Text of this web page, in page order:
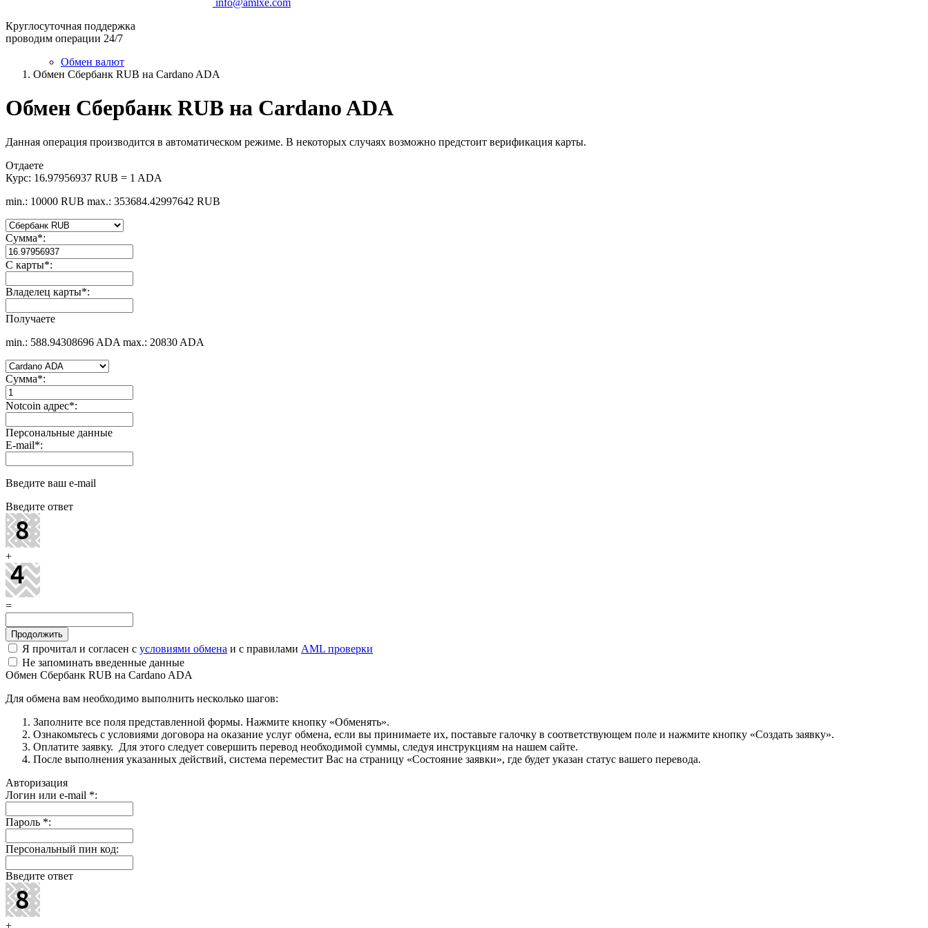
info@amlxe.com
Круглосуточная поддержка
проводим операции 24/7
Обмен валют
Обмен Сбербанк RUB на Cardano ADA
Обмен Сбербанк RUB на Cardano ADA
Данная операция производится в автоматическом режиме. В некоторых случаях возможно предстоит верификация карты.
Отдаете
Курс: 16.97956937 RUB = 1 ADA
min.: 10000 RUB max.: 353684.42997642 RUB
Сумма*:
С карты*:
Владелец карты*:
Получаете
min.: 588.94308696 ADA max.: 20830 ADA
Сумма*:
Notcoin адрес*:
Персональные данные
E-mail*:
Введите ваш e-mail
Введите ответ
+
=
Я прочитал и согласен с условиями обмена и с правилами AML проверки
Не запоминать введенные данные
Обмен Сбербанк RUB на Cardano ADA
Для обмена вам необходимо выполнить несколько шагов:
Заполните все поля представленной формы. Нажмите кнопку «Обменять».
Ознакомьтесь с условиями договора на оказание услуг обмена, если вы принимаете их, поставьте галочку в соответствующем поле и нажмите кнопку «Создать заявку».
Оплатите заявку. Для этого следует совершить перевод необходимой суммы, следуя инструкциям на нашем сайте.
После выполнения указанных действий, система переместит Вас на страницу «Состояние заявки», где будет указан статус вашего перевода.
Авторизация
Логин или e-mail *:
Пароль *:
Персональный пин код:
Введите ответ
+